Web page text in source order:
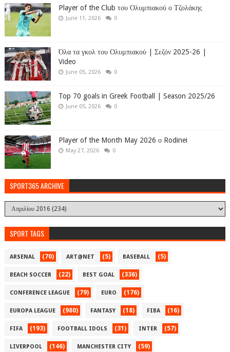
Player of the Club του Ολυμπιακού ο Τζολάκης
June 11, 2026 0
Όλα τα γκολ του Ολυμπιακού | Σεζόν 2025-26 |
Video
June 05, 2026 0
Top 70 goals in Greek Football | Season 2025/26
June 05, 2026 0
Player of the Month May 2026 ο Rodinei
May 27, 2026 0
SPORT365 ARCHIVE
SPORT TAGS
ARSENAL (70) ART@NET (5) BASEBALL (5)
BEACH SOCCER (22) BEST GOAL (336)
CONFERENCE LEAGUE (79) EURO (176)
EUROPA LEAGUE (980) FANTASY (18) FIBA (16)
FIFA (193) FOOTBALL IDOLS (31) INTER (57)
LIVERPOOL (146) MANCHESTER CITY (59)